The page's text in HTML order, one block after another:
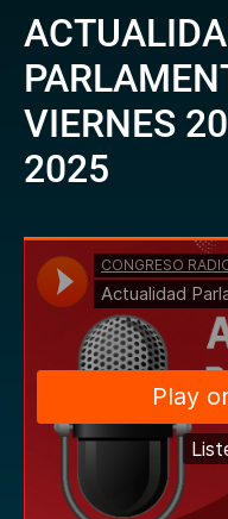
VIERNES
2025